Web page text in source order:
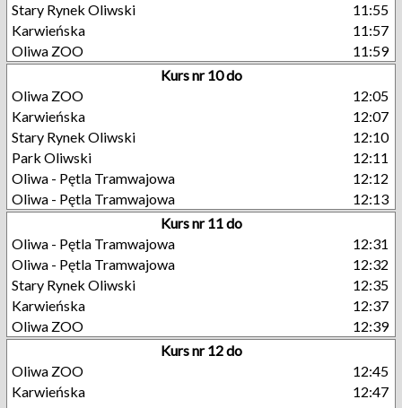
Stary Rynek Oliwski
11:55
Karwieńska
11:57
Oliwa ZOO
11:59
Kurs nr 10 do
Oliwa ZOO
12:05
Karwieńska
12:07
Stary Rynek Oliwski
12:10
Park Oliwski
12:11
Oliwa - Pętla Tramwajowa
12:12
Oliwa - Pętla Tramwajowa
12:13
Kurs nr 11 do
Oliwa - Pętla Tramwajowa
12:31
Oliwa - Pętla Tramwajowa
12:32
Stary Rynek Oliwski
12:35
Karwieńska
12:37
Oliwa ZOO
12:39
Kurs nr 12 do
Oliwa ZOO
12:45
Karwieńska
12:47